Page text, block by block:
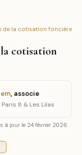
de la cotisation foncière
cotisation
, associe
8 & Les Lilas
à jour le 24 février 2026